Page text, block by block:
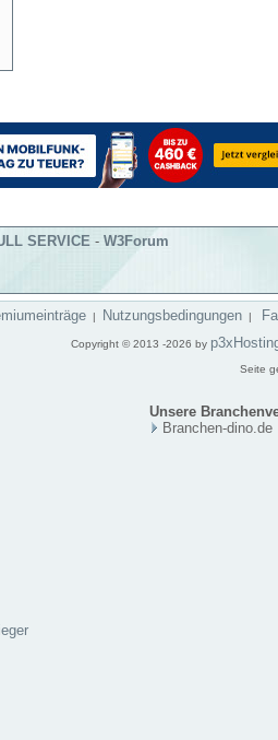
SERVICE - W3Forum
| Nutzungsbedingungen |
Copyright © 2013 -2026 by
Seite
Unsere
Branchen-dino.de